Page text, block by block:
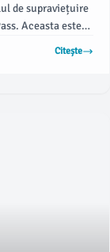
de supraviețuire
Aceasta este
ul Xbox, Asha
Citește